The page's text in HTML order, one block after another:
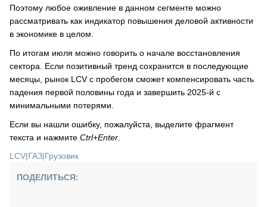
Поэтому любое оживление в данном сегменте можно
рассматривать как индикатор повышения деловой активности
в экономике в целом.
По итогам июля можно говорить о начале восстановления
сектора. Если позитивный тренд сохранится в последующие
месяцы, рынок LCV с пробегом сможет компенсировать часть
падения первой половины года и завершить 2025-й с
минимальными потерями.
Если вы нашли ошибку, пожалуйста, выделите фрагмент
текста и нажмите Ctrl+Enter
LCV|ГАЗ|Грузовик
ПОДЕЛИТЬСЯ: